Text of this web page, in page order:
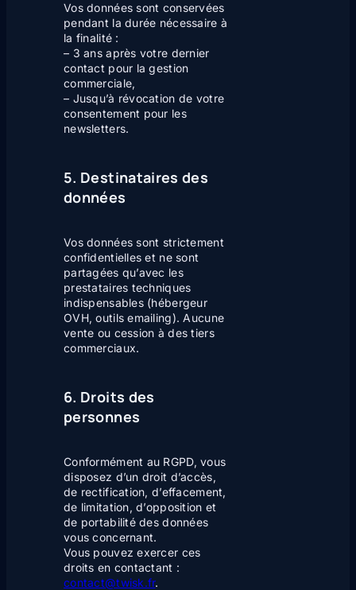
Vos données sont conservées
pendant la durée nécessaire à
la finalité :
– 3 ans après votre dernier
contact pour la gestion
commerciale,
– Jusqu’à révocation de votre
consentement pour les
newsletters.
5. Destinataires des
données
Vos données sont strictement
confidentielles et ne sont
partagées qu’avec les
prestataires techniques
indispensables (hébergeur
OVH, outils emailing). Aucune
vente ou cession à des tiers
commerciaux.
6. Droits des
personnes
Conformément au RGPD, vous
disposez d’un droit d’accès,
de rectification, d’effacement,
de limitation, d’opposition et
de portabilité des données
vous concernant.
Vous pouvez exercer ces
droits en contactant :
contact@twisk.fr.